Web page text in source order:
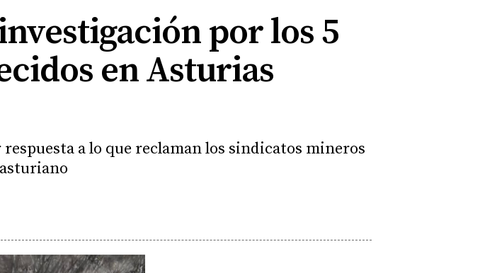
por los 5
en Asturias
a lo que reclaman los sindicatos mineros